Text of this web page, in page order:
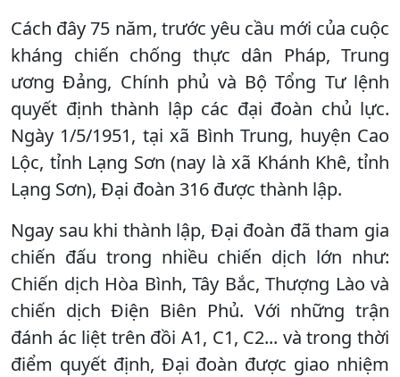
Cách đây 75 năm, trước yêu cầu mới của cuộc
kháng chiến chống thực dân Pháp, Trung
ương Đảng, Chính phủ và Bộ Tổng Tư lệnh
quyết định thành lập các đại đoàn chủ lực.
Ngày 1/5/1951, tại xã Bình Trung, huyện Cao
Lộc, tỉnh Lạng Sơn (nay là xã Khánh Khê, tỉnh
Lạng Sơn), Đại đoàn 316 được thành lập.
Ngay sau khi thành lập, Đại đoàn đã tham gia
chiến đấu trong nhiều chiến dịch lớn như:
Chiến dịch Hòa Bình, Tây Bắc, Thượng Lào và
chiến dịch Điện Biên Phủ. Với những trận
đánh ác liệt trên đồi A1, C1, C2... và trong thời
điểm quyết định, Đại đoàn được giao nhiệm